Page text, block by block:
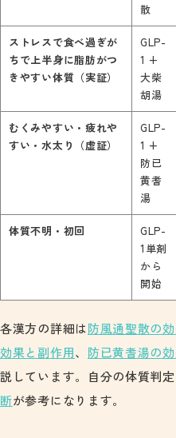
散
ストレスで食べ過ぎが
ちで上半身に脂肪がつ
きやすい体質（実証）
GLP-
1 +
大柴
胡湯
むくみやすい・疲れや
すい・水太り（虚証）
GLP-
1 +
防已
黄耆
湯
体質不明・初回
GLP-
1単剤
から
開始
各漢方の詳細は防風通聖散の
効果と副作用、 防已黄耆湯の
説しています。自分の体質判
断が参考になります。